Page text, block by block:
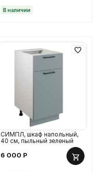
В наличии
СИМПЛ, шкаф напольный,
40 см, пыльный зеленый
6 000 Р